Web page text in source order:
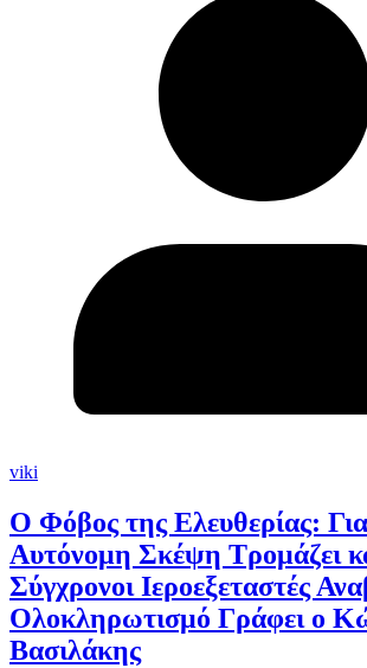
viki
Ο Φόβος της Ελευθερίας:
Αυτόνομη Σκέψη Τρομάζει
Σύγχρονοι Ιεροεξεταστές
Ολοκληρωτισμό Γράφει ο
Βασιλάκης